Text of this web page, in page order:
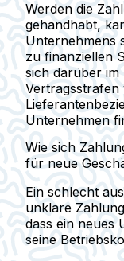
Werden die
gehandhabt,
Unternehmens
zu finanziellen
sich darüber im
Vertragsstrafen
Unternehmen
Wie sich
für neue
Ein schlecht
unklare
dass ein neues
seine